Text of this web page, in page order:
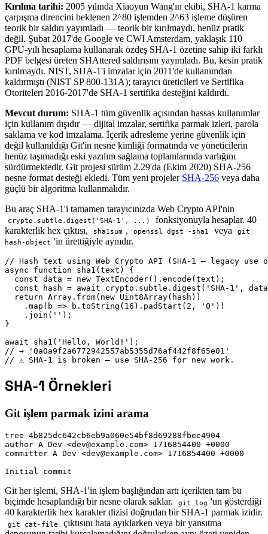
Kırılma tarihi: 2005 yılında Xiaoyun Wang'ın ekibi, SHA-1 karma
çarpışma direncini beklenen 2^80 işlemden 2^63 işleme düşüren
teorik bir saldırı yayımladı — teorik bir kırılmaydı, henüz pratik
değil. Şubat 2017'de Google ve CWI Amsterdam, yaklaşık 110
GPU-yılı hesaplama kullanarak özdeş SHA-1 özetine sahip iki farklı
PDF belgesi üreten SHAttered saldırısını yayımladı. Bu, kesin pratik
kırılmaydı. NIST, SHA-1'i imzalar için 2011'de kullanımdan
kaldırmıştı (NIST SP 800-131A); tarayıcı üreticileri ve Sertifika
Otoriteleri 2016-2017'de SHA-1 sertifika desteğini kaldırdı.
Mevcut durum: SHA-1 tüm güvenlik açısından hassas kullanımlar
için kullanım dışıdır — dijital imzalar, sertifika parmak izleri, parola
saklama ve kod imzalama. İçerik adresleme yerine güvenlik için
değil kullanıldığı Git'in nesne kimliği formatında ve yöneticilerin
henüz taşımadığı eski yazılım sağlama toplamlarında varlığını
sürdürmektedir. Git projesi sürüm 2.29'da (Ekim 2020) SHA-256
nesne format desteği ekledi. Tüm yeni projeler SHA-256 veya daha
güçlü bir algoritma kullanmalıdır.
Bu araç SHA-1'i tamamen tarayıcınızda Web Crypto API'nin
crypto.subtle.digest('SHA-1', ...)
fonksiyonuyla hesaplar. 40
karakterlik hex çıktısı,
sha1sum , openssl dgst -sha1 veya
git
hash-object 'in ürettiğiyle aynıdır.
// Hash text using Web Crypto API (SHA-1 — legacy use
async function sha1(text) {
  const data = new TextEncoder().encode(text);
const hash = await crypto.subtle.digest('SHA-1',
  return Array.from(new Uint8Array(hash))
    .map(b => b.toString(16).padStart(2, '0'))
    .join('');
}
await sha1('Hello, World!');
// → '0a0a9f2a6772942557ab5355d76af442f8f65e01'
// ⚠️ SHA-1 is broken — use SHA-256 for new work.
SHA-1 Örnekleri
Git işlem parmak izini arama
tree 4b825dc642cb6eb9a060e54bf8d69288fbee4904
author A Dev <dev@example.com> 1716854400 +0000
committer A Dev <dev@example.com> 1716854400 +0000
Initial commit
Git her işlemi, SHA-1'in işlem başlığından artı içerikten tam bu
biçimde hesaplandığı bir nesne olarak saklar.
git log 'un gösterdiği
40 karakterlik hex karakter dizisi doğrudan bir SHA-1 parmak izidir.
git cat-file
çıktısını hata ayıklarken veya bir yansıtma